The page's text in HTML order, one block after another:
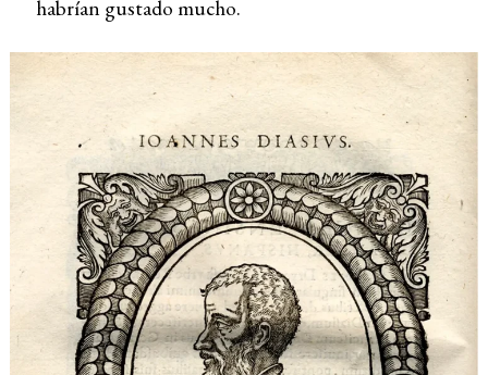
habrían gustado mucho.